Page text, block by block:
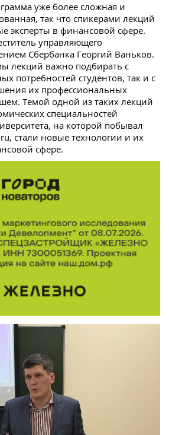
уже более сложная и
так что спикерами лекций
эксперты в финансовой сфере.
управляющего
Сбербанка Георгий Ваньков.
лекций важно подбирать с
потребностей студентов, так и с
их профессиональных
Темой одной из таких лекций
специальностей
на которой побывал
стали новые технологии и их
сфере.